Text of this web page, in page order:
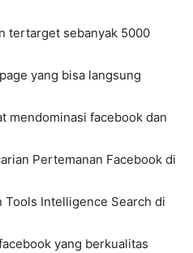
tertarget sebanyak 5000
yang bisa langsung
mendominasi facebook dan
Pertemanan Facebook di
Tools Intelligence Search di
yang berkualitas